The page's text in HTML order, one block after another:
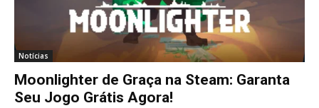
Notícias
Moonlighter de Graça na Steam: Garanta
Seu Jogo Grátis Agora!